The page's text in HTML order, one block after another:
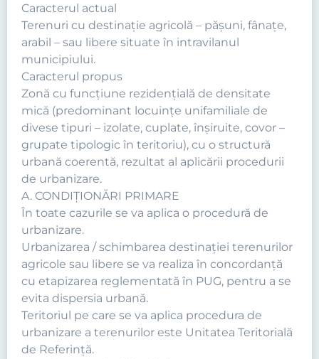
Caracterul actual
Terenuri cu destinaţie agricolă – păşuni, fânaţe,
arabil – sau libere situate în intravilanul
municipiului.
Caracterul propus
Zonă cu funcţiune rezidenţială de densitate
mică (predominant locuinţe unifamiliale de
divese tipuri – izolate, cuplate, înşiruite, covor –
grupate tipologic în teritoriu), cu o structură
urbană coerentă, rezultat al aplicării procedurii
de urbanizare.
A. CONDIŢIONĂRI PRIMARE
În toate cazurile se va aplica o procedură de
urbanizare.
Urbanizarea / schimbarea destinaţiei terenurilor
agricole sau libere se va realiza în concordanţă
cu etapizarea reglementată în PUG, pentru a se
evita dispersia urbană.
Teritoriul pe care se va aplica procedura de
urbanizare a terenurilor este Unitatea Teritorială
de Referinţă.